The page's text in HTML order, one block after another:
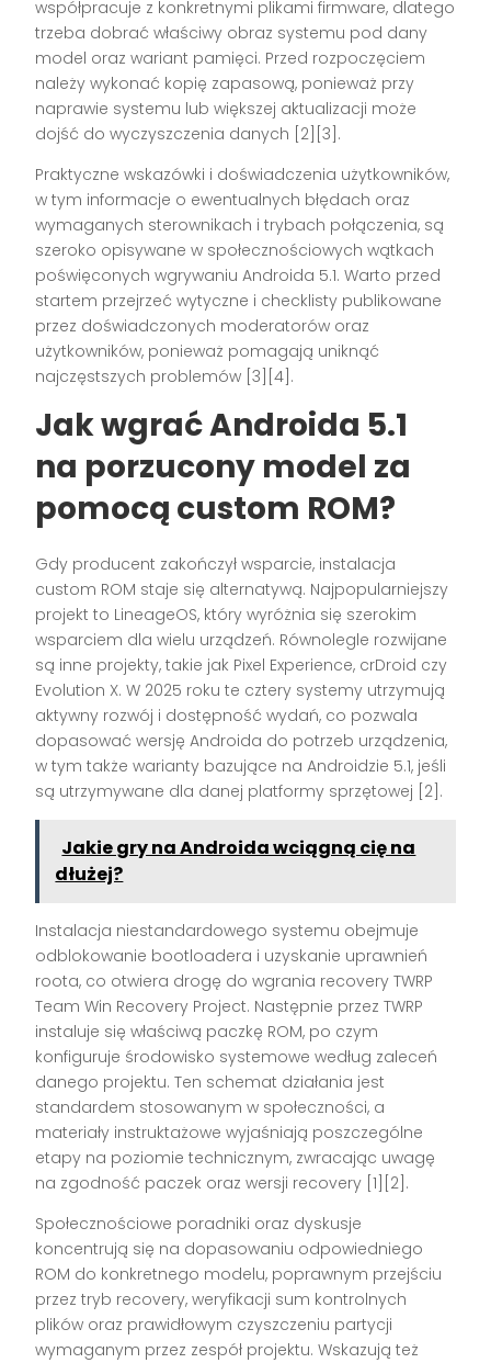
współpracuje z konkretnymi plikami firmware, dlatego
trzeba dobrać właściwy obraz systemu pod dany
model oraz wariant pamięci. Przed rozpoczęciem
należy wykonać kopię zapasową, ponieważ przy
naprawie systemu lub większej aktualizacji może
dojść do wyczyszczenia danych [2][3].
Praktyczne wskazówki i doświadczenia użytkowników,
w tym informacje o ewentualnych błędach oraz
wymaganych sterownikach i trybach połączenia, są
szeroko opisywane w społecznościowych wątkach
poświęconych wgrywaniu Androida 5.1. Warto przed
startem przejrzeć wytyczne i checklisty publikowane
przez doświadczonych moderatorów oraz
użytkowników, ponieważ pomagają uniknąć
najczęstszych problemów [3][4].
Jak wgrać Androida 5.1
na porzucony model za
pomocą custom ROM?
Gdy producent zakończył wsparcie, instalacja
custom ROM staje się alternatywą. Najpopularniejszy
projekt to LineageOS, który wyróżnia się szerokim
wsparciem dla wielu urządzeń. Równolegle rozwijane
są inne projekty, takie jak Pixel Experience, crDroid czy
Evolution X. W 2025 roku te cztery systemy utrzymują
aktywny rozwój i dostępność wydań, co pozwala
dopasować wersję Androida do potrzeb urządzenia,
w tym także warianty bazujące na Androidzie 5.1, jeśli
są utrzymywane dla danej platformy sprzętowej [2].
Jakie gry na Androida wciągną cię na
dłużej?
Instalacja niestandardowego systemu obejmuje
odblokowanie bootloadera i uzyskanie uprawnień
roota, co otwiera drogę do wgrania recovery TWRP
Team Win Recovery Project. Następnie przez TWRP
instaluje się właściwą paczkę ROM, po czym
konfiguruje środowisko systemowe według zaleceń
danego projektu. Ten schemat działania jest
standardem stosowanym w społeczności, a
materiały instruktażowe wyjaśniają poszczególne
etapy na poziomie technicznym, zwracając uwagę
na zgodność paczek oraz wersji recovery [1][2].
Społecznościowe poradniki oraz dyskusje
koncentrują się na dopasowaniu odpowiedniego
ROM do konkretnego modelu, poprawnym przejściu
przez tryb recovery, weryfikacji sum kontrolnych
plików oraz prawidłowym czyszczeniu partycji
wymaganym przez zespół projektu. Wskazują też